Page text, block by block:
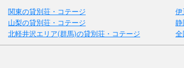
関東の貸別荘・コテージ
山梨の貸別荘・コテージ
北軽井沢エリア(群馬)の貸別荘・コテージ